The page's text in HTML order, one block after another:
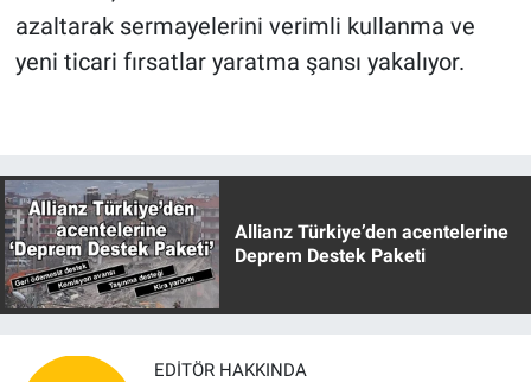
azaltarak sermayelerini verimli kullanma ve
yeni ticari fırsatlar yaratma şansı yakalıyor.
Allianz Türkiye’den acentelerine
Deprem Destek Paketi
EDITÖR HAKKINDA